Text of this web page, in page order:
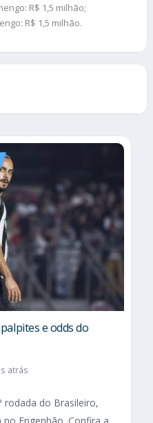
R$ 1,5 milhão;
R$ 1,5 milhão.
e odds do
atrás
rodada do Brasileiro,